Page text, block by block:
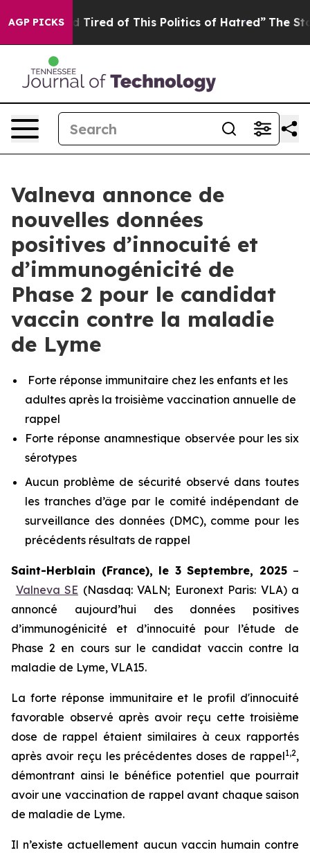
AGP PICKS
Tired of This Politics of Hatred” The Story
Valneva annonce de
nouvelles données
positives d’innocuité et
d’immunogénicité de
Phase 2 pour le candidat
vaccin contre la maladie
de Lyme
Forte réponse immunitaire chez les enfants et les
adultes après la troisième vaccination annuelle de
rappel
Forte réponse anamnestique observée pour les six
sérotypes
Aucun problème de sécurité observé dans toutes
les tranches d’âge par le comité indépendant de
surveillance des données (DMC), comme pour les
précédents résultats de rappel
Saint-Herblain (France), le 3 Septembre, 2025 –
Valneva SE (Nasdaq: VALN; Euronext Paris: VLA) a
annoncé aujourd’hui des données positives
d’immunogénicité et d’innocuité pour l’étude de
Phase 2 en cours sur le candidat vaccin contre la
maladie de Lyme, VLA15.
La forte réponse immunitaire et le profil d'innocuité
favorable observé après avoir reçu cette troisième
dose de rappel étaient similaires à ceux rapportés
après avoir reçu les précédentes doses de rappel1,2,
démontrant ainsi le bénéfice potentiel que pourrait
avoir une vaccination de rappel avant chaque saison
de maladie de Lyme.
Il n’existe actuellement aucun vaccin humain contre